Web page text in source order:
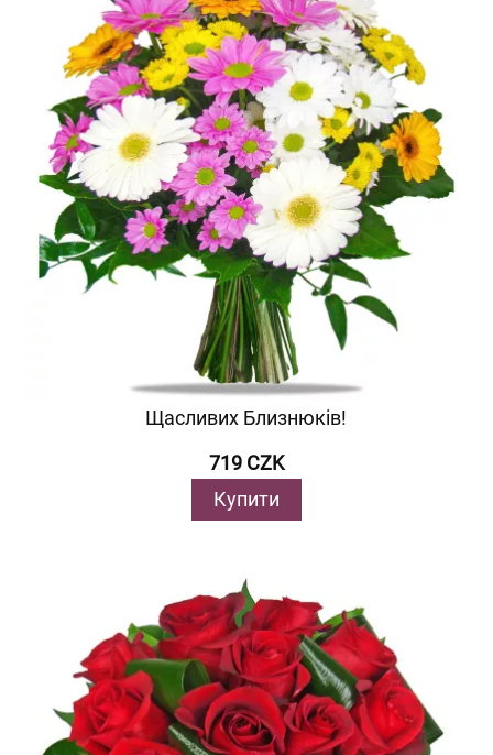
Щасливих Близнюків!
719 CZK
Купити